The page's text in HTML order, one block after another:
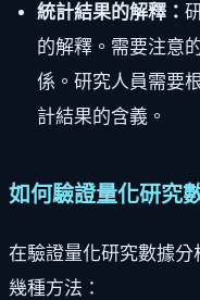
統計結果的解釋：
的解釋。需要注意
係。研究人員需要
計結果的含義。
如何驗證量化研究
在驗證量化研究數據
幾種方法：